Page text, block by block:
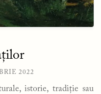
2022
istorie, tradiție sau